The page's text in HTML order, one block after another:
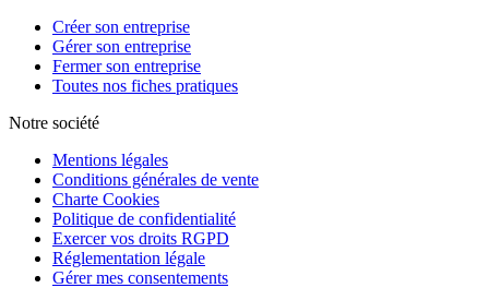
Créer son entreprise
Gérer son entreprise
Fermer son entreprise
Toutes nos fiches pratiques
Notre société
Mentions légales
Conditions générales de vente
Charte Cookies
Politique de confidentialité
Exercer vos droits RGPD
Réglementation légale
Gérer mes consentements